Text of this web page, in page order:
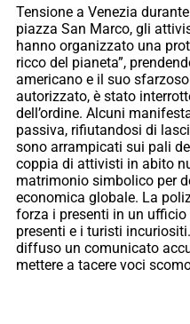
Tensione a Venezia
piazza San Marco, gli
hanno organizzato una
ricco del pianeta”,
americano e il suo
autorizzato, è stato
dell’ordine. Alcuni
passiva, rifiutandosi di
sono arrampicati sui pali
coppia di attivisti in abito
matrimonio simbolico per
economica globale. La
forza i presenti in un ufficio
presenti e i turisti
diffuso un comunicato
mettere a tacere voci